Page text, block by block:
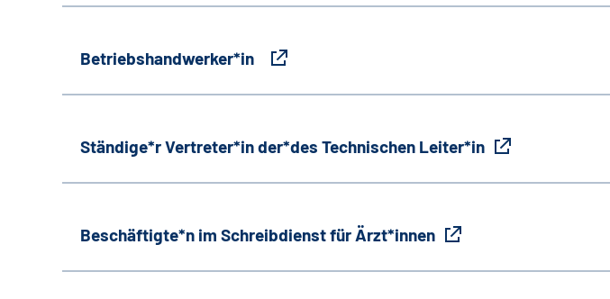
Betriebshandwerker*in
Ständige*r Vertreter*in der*des Technischen Leiter*in
Beschäftigte*n im Schreibdienst für Ärzt*innen